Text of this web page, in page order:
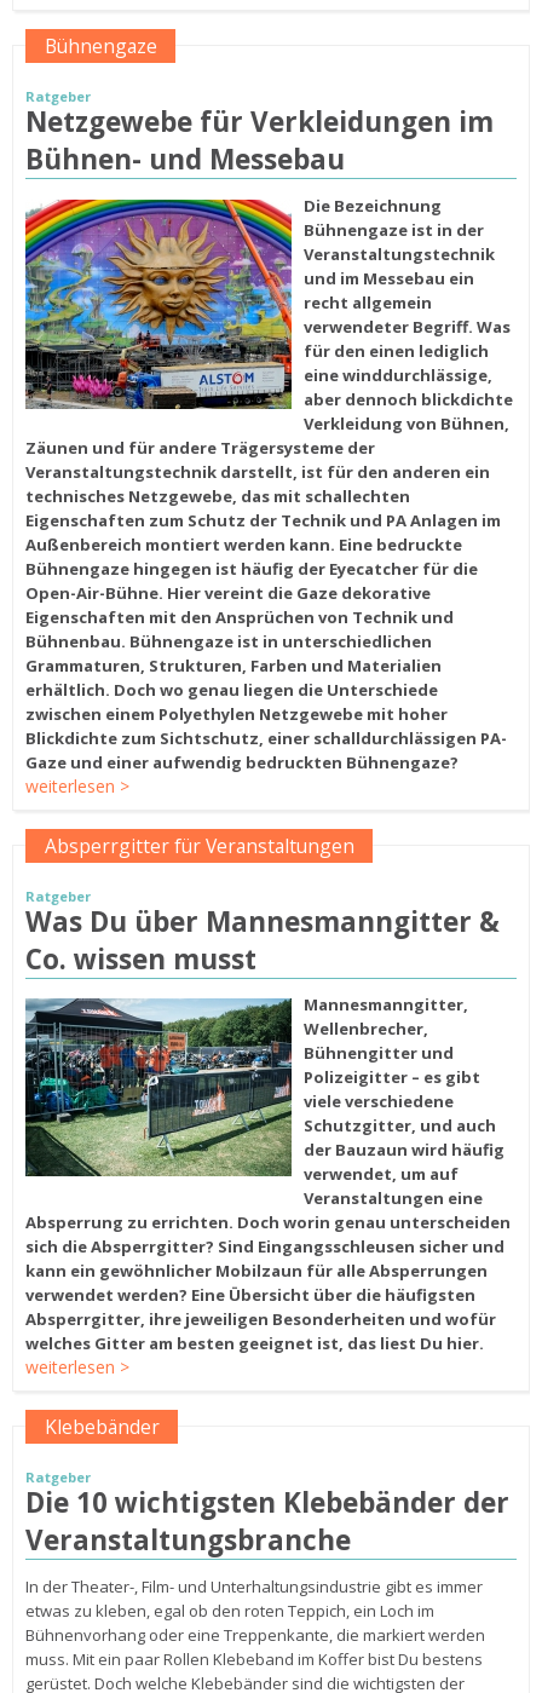
Ratgeber
Bühnengaze
Netzgewebe für Verkleidungen im
Bühnen- und Messebau
Die Bezeichnung
Bühnengaze ist in der
Veranstaltungstechnik
und im Messebau ein
recht allgemein
verwendeter Begriff. Was
für den einen lediglich
einewinddurchlässige,
aber dennoch blickdichte
Verkleidung von Bühnen,
Zäunen und für andere Trägersysteme der
Veranstaltungstechnik darstellt, ist für den anderen ein
technisches Netzgewebe, das mit schallechten
Eigenschaften zum Schutz der Technik und PA Anlagen im
Außenbereich montiert werden kann. Eine bedruckte
Bühnengaze hingegen ist häufig der Eyecatcher für die
Open-Air-Bühne. Hier vereint die Gaze dekorative
Eigenschaften mit den Ansprüchen von Technik und
Bühnenbau. Bühnengaze ist in unterschiedlichen
Grammaturen, Strukturen, Farben und Materialien
erhältlich. Doch wo genau liegen die Unterschiede
zwischen einem Polyethylen Netzgewebe mit hoher
Blickdichte zum Sichtschutz, einer schalldurchlässigen PA-
Gaze und einer aufwendig bedruckten Bühnengaze?
weiterlesen >
Ratgeber
Absperrgitter für Veranstaltungen
Was Du über Mannesmanngitter &
Co. wissen musst
Mannesmanngitter,
Wellenbrecher,
Bühnengitter und
Polizeigitter – es gibt
viele verschiedene
Schutzgitter, und auch
der Bauzaun wird häufig
verwendet, um auf
Veranstaltungen eine
Absperrung zu errichten. Doch worin genau unterscheiden
sich die Absperrgitter? Sind Eingangsschleusen sicher und
kann ein gewöhnlicher Mobilzaun für alle Absperrungen
verwendet werden? Eine Übersicht über die häufigsten
Absperrgitter, ihre jeweiligen Besonderheiten und wofür
welches Gitter am besten geeignet ist, das liest Du hier.
weiterlesen >
Ratgeber
Klebebänder
Die 10 wichtigsten Klebebänder der
Veranstaltungsbranche
In der Theater-, Film- und Unterhaltungsindustrie gibt es immer
etwas zu kleben, egal ob den roten Teppich, ein Loch im
Bühnenvorhang oder eine Treppenkante, die markiert werden
muss. Mit ein paar Rollen Klebeband im Koffer bist Du bestens
gerüstet. Doch welche Klebebänder sind die wichtigsten der